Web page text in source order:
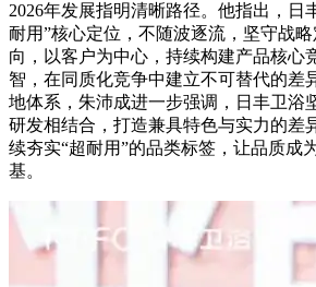
2026年发展指明清晰路径。他指出，日
耐用”核心定位，不随波逐流，坚守战
向，以客户为中心，持续构建产品核心
智，在同质化竞争中建立不可替代的差
地体系，朱沛成进一步强调，日丰卫浴
研发相结合，打造兼具特色与实力的差
续夯实“超耐用”的品类标签，让品质成
基。